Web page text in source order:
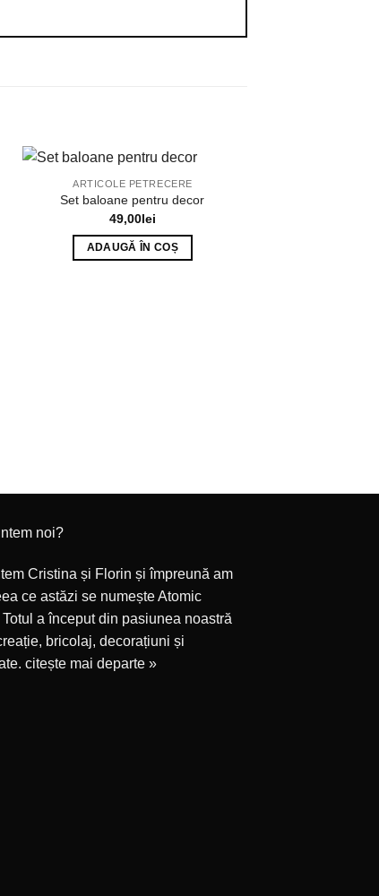
ARTICOLE PETRECERE
Set baloane pentru decor
49,00lei
ADAUGĂ ÎN COȘ
noi?
Cristina și Florin și împreună am
ce astăzi se numește Atomic
Totul a început din pasiunea noastră
bricolaj, decorațiuni și
citește mai departe »